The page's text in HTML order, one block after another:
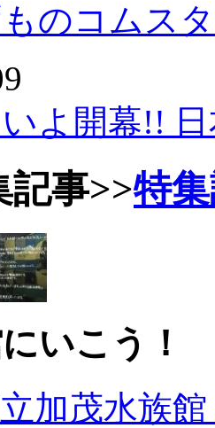
のコムス
よ開幕!!
記事>>特
いこう！
加茂水族